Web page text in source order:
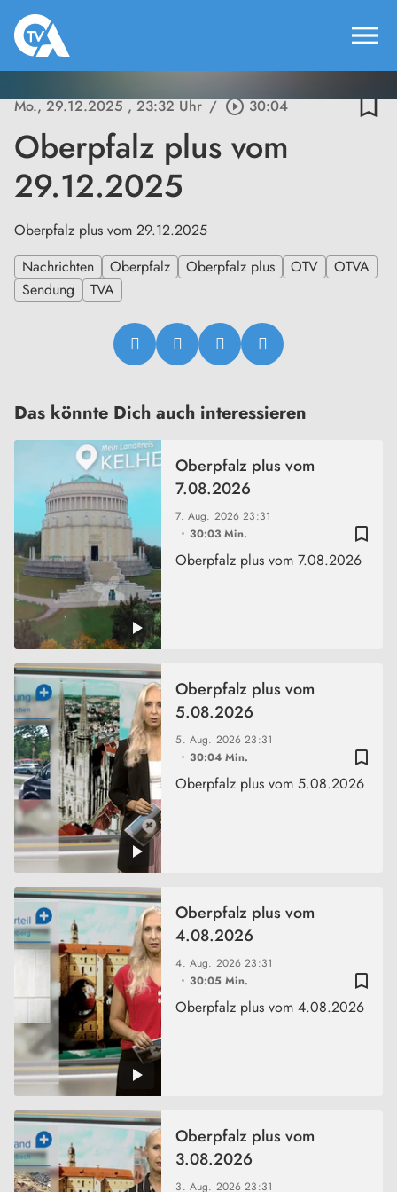
menu
Mo., 29.12.2025, 23:32 Uhr / play_circle_outline30:04 bookmark_border
Oberpfalz plus vom
29.12.2025
Oberpfalz plus vom 29.12.2025
Nachrichten
Oberpfalz Oberpfalz plus OTV
OTVA
Sendung
TVA
Das könnte Dich auch interessieren
bookmark_border
7. Aug. 202623:31
30:03 Min.
Oberpfalz plus vom
7.08.2026
Oberpfalz plus vom 7.08.2026
bookmark_border
5. Aug. 202623:31
30:04 Min.
Oberpfalz plus vom
5.08.2026
Oberpfalz plus vom 5.08.2026
bookmark_border
4. Aug. 202623:31
30:05 Min.
Oberpfalz plus vom
4.08.2026
Oberpfalz plus vom 4.08.2026
3. Aug. 202623:31
Oberpfalz plus vom
3.08.2026